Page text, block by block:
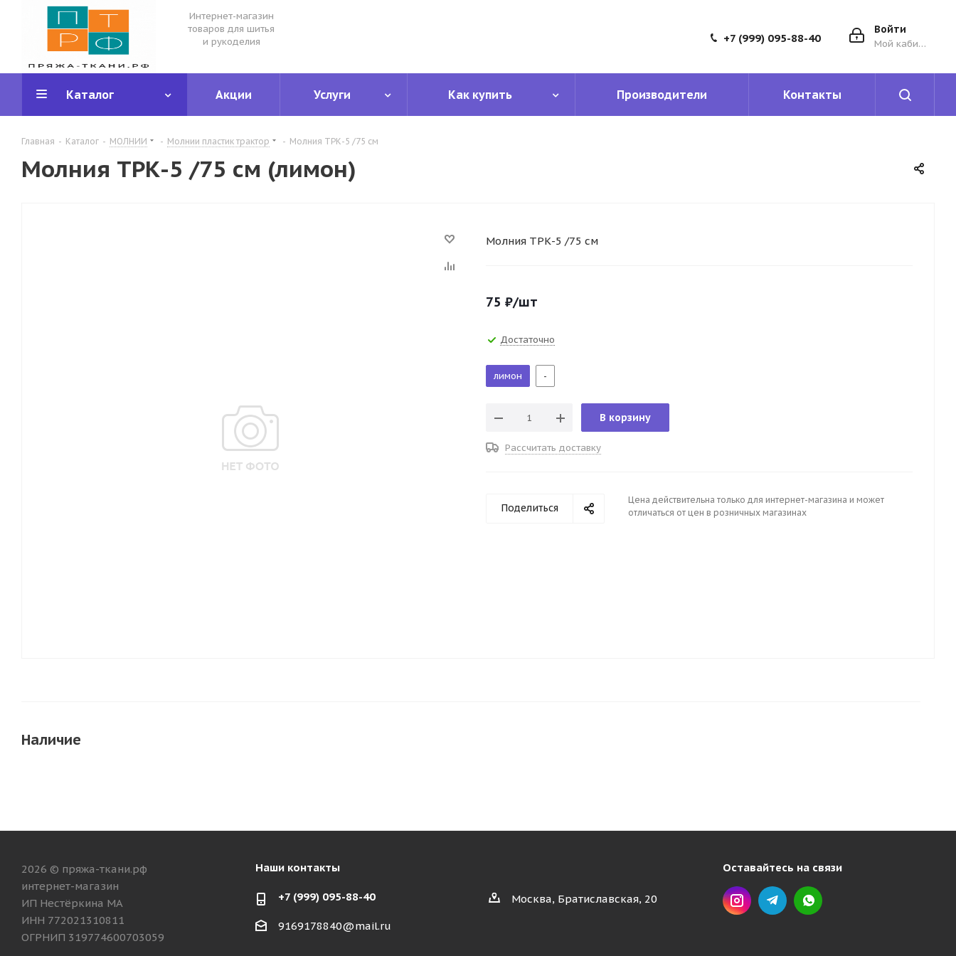
Интернет-магазин
товаров для шитья
и рукоделия
Войти
Мой кабинет
+7 (999) 095-88-40
Каталог Акции Услуги Как купить Производители Контакты
Главная - Каталог - МОЛНИИ - Молнии пластик трактор - Молния ТРК-5 /75 см
Молния ТРК-5 /75 см (лимон)
Молния ТРК-5 /75 см
75 ₽/шт
Достаточно
лимон -
В корзину
Рассчитать доставку
Поделиться
Цена действительна только для интернет-магазина и может
отличаться от цен в розничных магазинах
Наличие
2026 © пряжа-ткани.рф
интернет-магазин
ИП Нестёркина МА
ИНН 772021310811
ОГРНИП 319774600703059
Наши контакты
+7 (999) 095-88-40
9169178840@mail.ru
Москва, Братиславская, 20
Оставайтесь на связи